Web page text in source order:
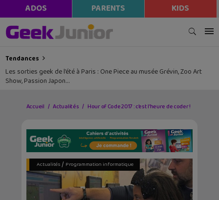
ADOS PARENTS KIDS
Tendances
Les sorties geek de l’été à Paris : One Piece au musée Grévin, Zoo Art
Show, Passion Japon…
Accueil Actualités Hour of Code 2017 : c’est l’heure de coder !
Actualités/ Programmation informatique